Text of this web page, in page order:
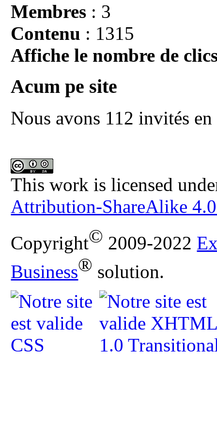
Membres : 3
Contenu : 1315
Affiche le nombre de
Acum pe site
Nous avons 112 invités
This work is licensed
Attribution-ShareAlike
Copyright© 2009-2022
Business® solution.